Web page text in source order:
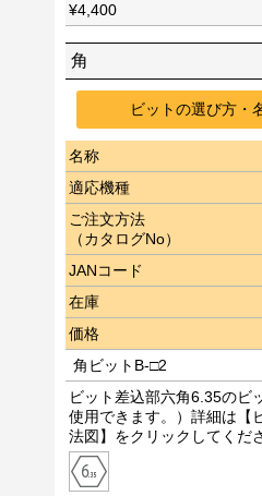
¥4,400
角
ビットの選び方・
名称
適応機種
ご注文方法
（カタログNo）
JANコード
在庫
価格
角ビットB-□2
ビット差込部六角6.35のビ
使用できます。）詳細は【
法図】をクリックしてくだ